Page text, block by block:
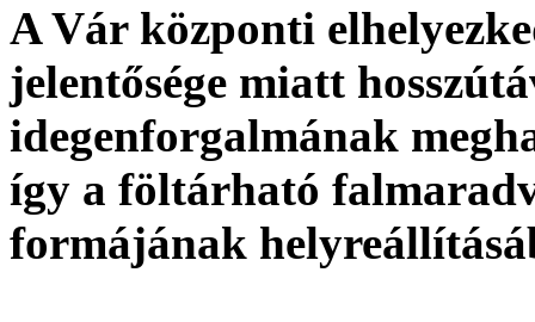
A Vár központi
jelentősége miatt
idegenforgalmának
így a föltárható
formájának